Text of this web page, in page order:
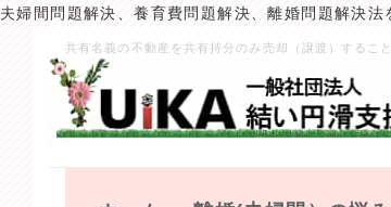
夫婦間問題解決、養育費問題解決、離婚問題解決法
共有名義の不動産を共有持分のみ売却（譲渡）するこ